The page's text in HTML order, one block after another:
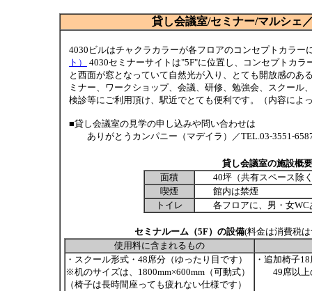
貸し会議室/セミナー/マルシェ
4030ビルはチャクラカラーが各フロアのコンセプトカラー
ト）
4030セミナーサイトは"5F"に位置し、コンセプトカ
と西面が窓となっていて自然光が入り、とても開放感のあ
ミナー、ワークショップ、会議、研修、勉強会、スクール
検診等にご利用頂け、駅近でとても便利です。（内容によ
■貸し会議室の見学の申し込みや問い合わせは
ありがとうカンパニー（マデイラ）／TEL.03-3551-
貸し会議室の施設概要
面積
40坪（共有スペース除
喫煙
館内は禁煙
トイレ
各フロアに、男・女WC
セミナルーム（5F）の設備(料金は消費税
使用料に含まれるもの
・スクール形式・48席分（ゆったり目です）
※机のサイズは、1800mm×600mm（可動式）
（椅子は長時間座っても疲れない仕様です）
・追加椅子
49席以上